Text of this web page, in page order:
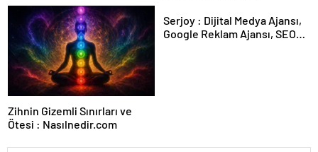
Zihnin Gizemli Sınırları ve
Ötesi : Nasılnedir.com
Serjoy : Dijital Medya Ajansı,
Google Reklam Ajansı, SEO